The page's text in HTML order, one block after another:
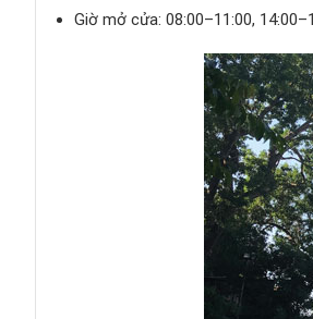
Giờ mở cửa: 08:00–11:00,